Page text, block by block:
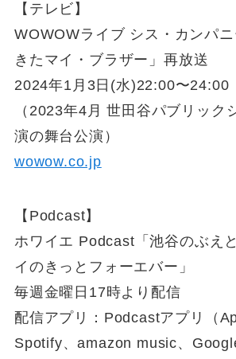
【テレビ】
WOWOWライブ シス・カンパ
きたマイ・ブラザー」再放送
2024年1月3日(水)22:00〜24:00
（2023年4月 世田谷パブリック
演の舞台公演）
wowow.co.jp
【Podcast】
ホワイエ Podcast「池谷のぶえ
イのきっとフォーエバー」
毎週金曜日17時より配信
配信アプリ：Podcastアプリ（
Spotify、amazon music、